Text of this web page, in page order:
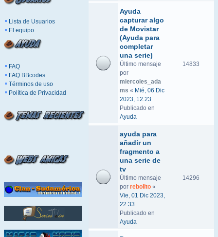
Lista de Usuarios
El equipo
FAQ
FAQ BBcodes
Términos de uso
Política de Privacidad
Ayuda
capturar algo
de Movistar
(Ayuda para
completar
una serie)
Último mensaje
por
miercoles_ada
ms « Mié, 06 Dic
2023, 12:23
Publicado en
Ayuda
14833
ayuda para
añadir un
fragmento a
una serie de
tv
Último mensaje
por rebolito «
Vie, 01 Dic 2023,
22:33
Publicado en
Ayuda
14296